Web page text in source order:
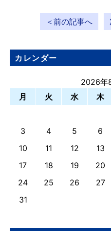
＜前の記事へ
カレンダー
2026年
月
火 水 木
3
4 5 6
10
11 12 13
17
18 19 20
24
25 26 27
31